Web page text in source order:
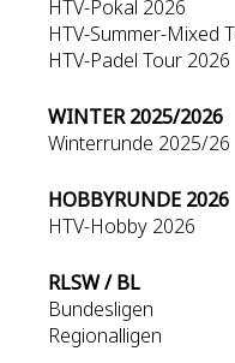
HTV-Pokal 2026
HTV-Summer-Mixed
HTV-Padel Tour 2026
WINTER 2025/2026
Winterrunde 2025/26
HOBBYRUNDE 2026
HTV-Hobby 2026
RLSW / BL
Bundesligen
Regionalligen